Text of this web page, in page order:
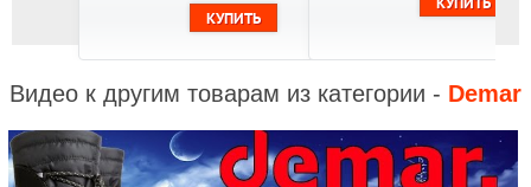
Видео к другим товарам из категории - Demar